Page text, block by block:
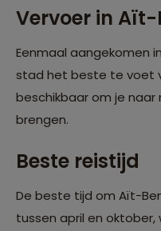
Vervoer in
Eenmaal aangekomen
stad het beste te voet
beschikbaar om je
brengen.
Beste reistijd
De beste tijd om Aït-
tussen april en